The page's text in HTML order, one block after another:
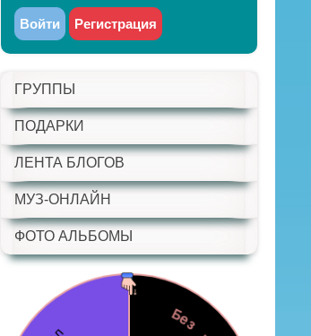
Войти Регистрация
ГРУППЫ
ПОДАРКИ
ЛЕНТА БЛОГОВ
МУЗ-ОНЛАЙН
ФОТО АЛЬБОМЫ